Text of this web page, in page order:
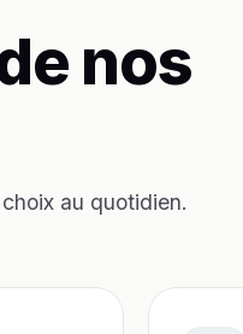
nos
au quotidien.